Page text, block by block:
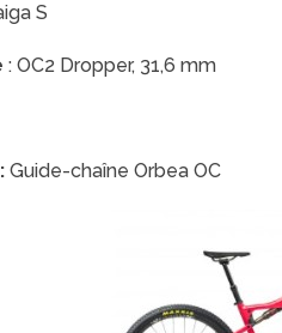
S
: OC2 Dropper, 31,6 mm
Guide-chaîne Orbea OC